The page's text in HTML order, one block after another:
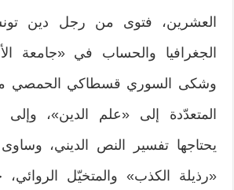
العشرين، فتوى من رجل دين
الجغرافيا والحساب في «جامعة
وشكى السوري قسطاكي الحمصي من
المتعدّدة إلى «علم الدين»، وإلى
يحتاجها تفسير النص الديني،
«رذيلة الكذب» والمتخيّل